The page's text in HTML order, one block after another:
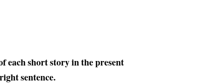
each short story in the present
sentence.